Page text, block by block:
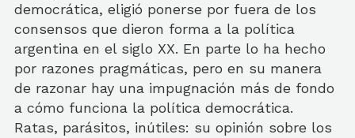
democrática, eligió ponerse por fuera de los
consensos que dieron forma a la política
argentina en el siglo XX. En parte lo ha hecho
por razones pragmáticas, pero en su manera
de razonar hay una impugnación más de fondo
a cómo funciona la política democrática.
Ratas, parásitos, inútiles: su opinión sobre los